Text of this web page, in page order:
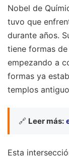
Nobel de
tuvo que
durante años.
tiene formas
empezando a
formas ya
templos
🔗 Leer más:
Esta